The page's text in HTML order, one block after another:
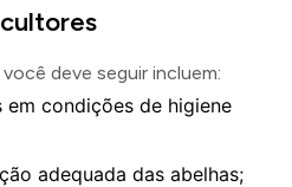
deve seguir incluem:
em condições de higiene
adequada das abelhas;